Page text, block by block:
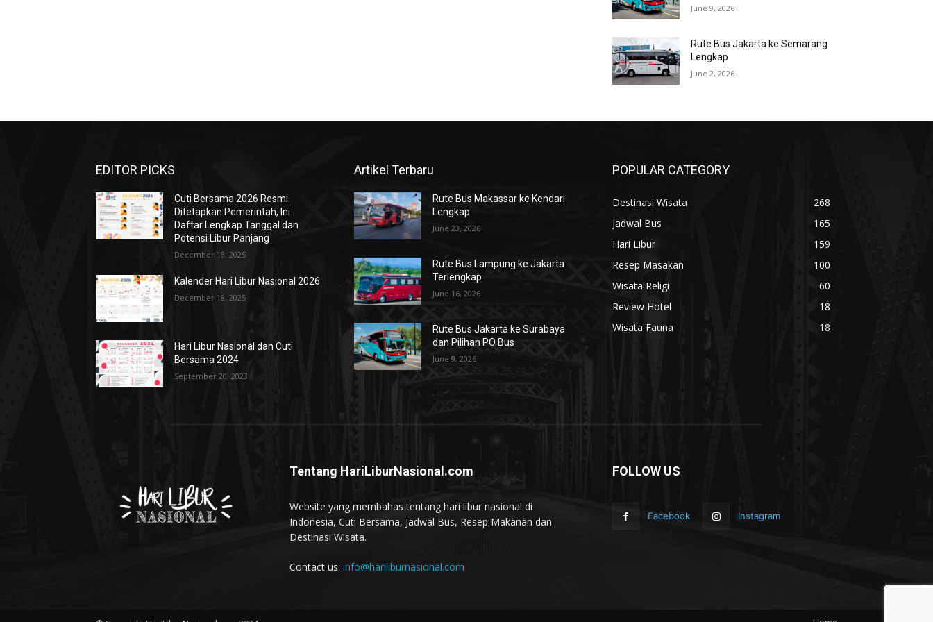
June 9, 2026
Rute Bus Jakarta ke Semarang
Lengkap
June 2, 2026
EDITOR PICKS
Cuti Bersama 2026 Resmi
Ditetapkan Pemerintah, Ini
Daftar Lengkap Tanggal dan
Potensi Libur Panjang
December 18, 2025
Kalender Hari Libur Nasional 2026
December 18, 2025
Hari Libur Nasional dan Cuti
Bersama 2024
September 20, 2023
Artikel Terbaru
Rute Bus Makassar ke Kendari
Lengkap
June 23, 2026
Rute Bus Lampung ke Jakarta
Terlengkap
June 16, 2026
Rute Bus Jakarta ke Surabaya
dan Pilihan PO Bus
June 9, 2026
POPULAR CATEGORY
Destinasi Wisata
268
Jadwal Bus
165
Hari Libur
159
Resep Masakan
100
Wisata Religi
60
Review Hotel
18
Wisata Fauna
18
Tentang HariLiburNasional.com
Website yang membahas tentang hari libur nasional di
Indonesia, Cuti Bersama, Jadwal Bus, Resep Makanan dan
Destinasi Wisata.
Contact us: info@hariliburnasional.com
FOLLOW US
Facebook Instagram